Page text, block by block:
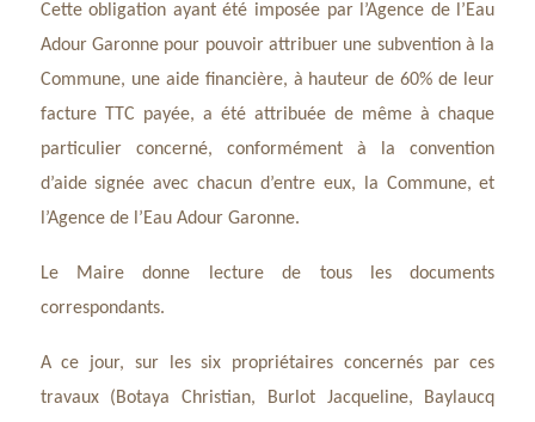
Cette obligation ayant été imposée par l’Agence de l’Eau
Adour Garonne pour pouvoir attribuer une subvention à la
Commune, une aide financière, à hauteur de 60% de leur
facture TTC payée, a été attribuée de même à chaque
particulier concerné, conformément à la convention
d’aide signée avec chacun d’entre eux, la Commune, et
l’Agence de l’Eau Adour Garonne.
Le Maire donne lecture de tous les documents
correspondants.
A ce jour, sur les six propriétaires concernés par ces
travaux (Botaya Christian, Burlot Jacqueline, Baylaucq